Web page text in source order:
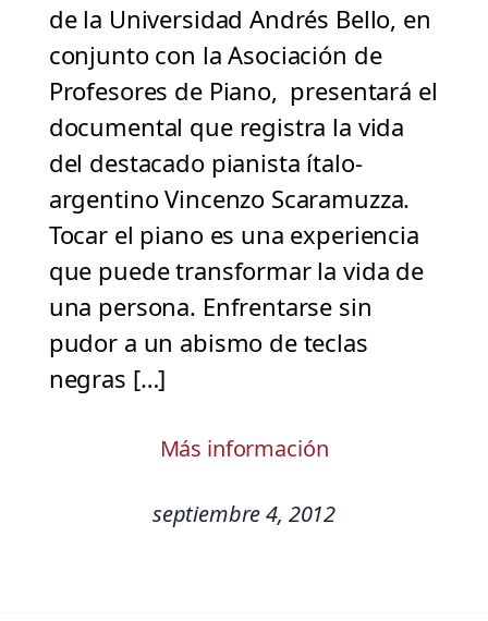
de la Universidad Andrés Bello, en
conjunto con la Asociación de
Profesores de Piano, presentará el
documental que registra la vida
del destacado pianista ítalo-
argentino Vincenzo Scaramuzza.
Tocar el piano es una experiencia
que puede transformar la vida de
una persona. Enfrentarse sin
pudor a un abismo de teclas
negras […]
Más información
septiembre 4, 2012